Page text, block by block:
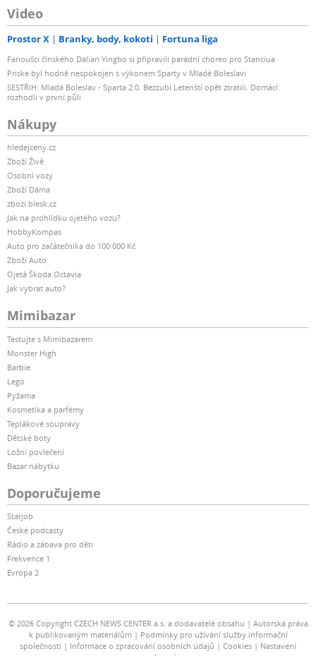
Video
Prostor X Branky, body, kokoti Fortuna liga
Fanoušci čínského Dalian Yingbo si připravili parádní choreo pro Stanciua
Priske byl hodně nespokojen s výkonem Sparty v Mladé Boleslavi
SESTŘIH: Mladá Boleslav - Sparta 2:0. Bezzubí Letenští opět ztratili. Domácí
rozhodli v první půli
Nákupy
hledejceny.cz
Zboží Živě
Osobní vozy
Zboží Dáma
zbozi.blesk.cz
Jak na prohlídku ojetého vozu?
HobbyKompas
Auto pro začátečníka do 100 000 Kč
Zboží Auto
Ojetá Škoda Octavia
Jak vybrat auto?
Mimibazar
Testujte s Mimibazarem
Monster High
Barbie
Lego
Pyžama
Kosmetika a parfémy
Teplákové soupravy
Dětské boty
Ložní povlečení
Bazar nábytku
Doporučujeme
Starjob
České podcasty
Rádio a zábava pro děti
Frekvence 1
Evropa 2
© 2026 Copyright CZECH NEWS CENTER a.s. a dodavatelé obsahu
Autorská práva
k publikovaným materiálům
Podmínky pro užívání služby informační
společnosti
Informace o zpracování osobních údajů Cookies
Nastavení